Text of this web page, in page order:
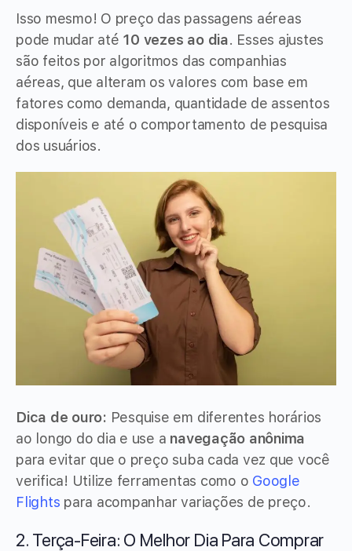
Isso mesmo! O preço das passagens aéreas
pode mudar até 10 vezes ao dia. Esses ajustes
são feitos por algoritmos das companhias
aéreas, que alteram os valores com base em
fatores como demanda, quantidade de assentos
disponíveis e até o comportamento de pesquisa
dos usuários.
Dica de ouro: Pesquise em diferentes horários
ao longo do dia e use a navegação anônima
para evitar que o preço suba cada vez que você
verifica! Utilize ferramentas como o Google
Flights para acompanhar variações de preço.
2. Terça-Feira: O Melhor Dia Para Comprar